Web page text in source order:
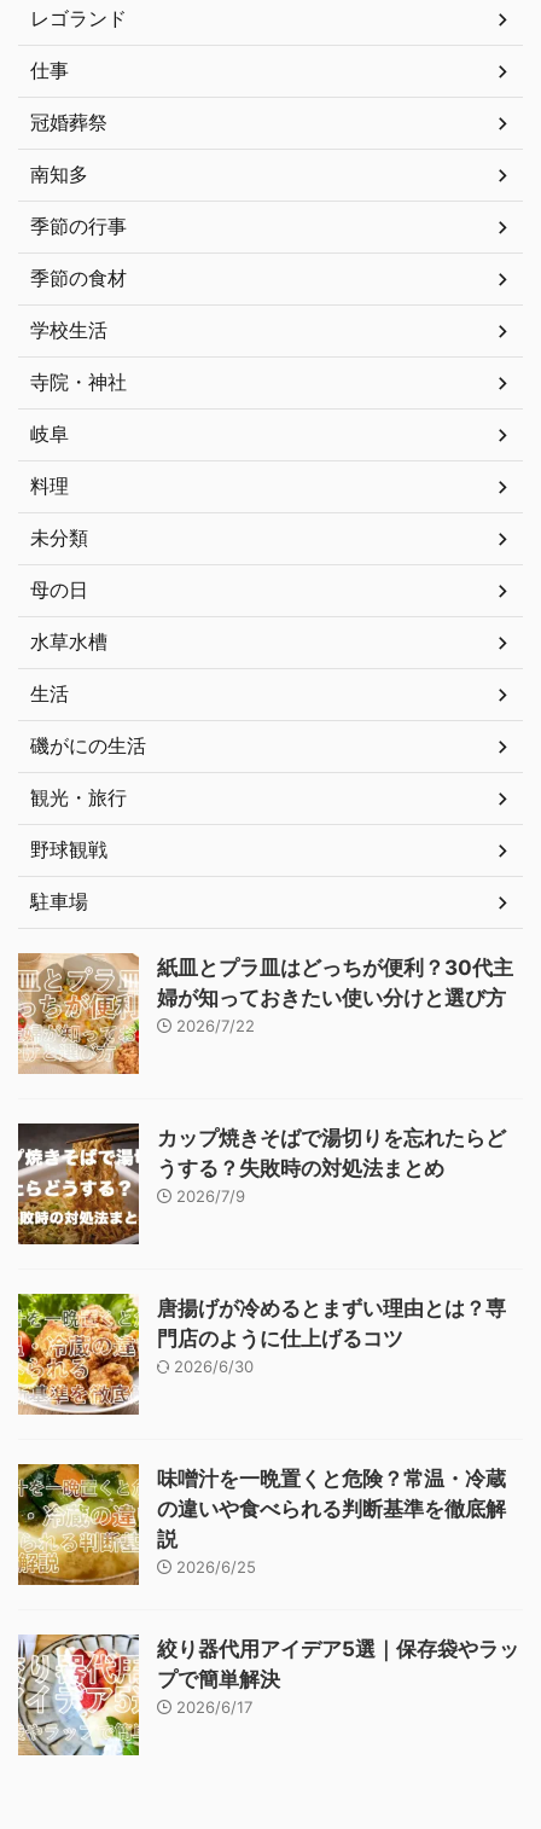
レゴランド
仕事
冠婚葬祭
南知多
季節の行事
季節の食材
学校生活
寺院・神社
岐阜
料理
未分類
母の日
水草水槽
生活
磯がにの生活
観光・旅行
野球観戦
駐車場
紙皿とプラ皿はどっちが便利？30代主
婦が知っておきたい使い分けと選び方
2026/7/22
カップ焼きそばで湯切りを忘れたらど
うする？失敗時の対処法まとめ
2026/7/9
唐揚げが冷めるとまずい理由とは？専
門店のように仕上げるコツ
2026/6/30
味噌汁を一晩置くと危険？常温・冷蔵
の違いや食べられる判断基準を徹底解
説
2026/6/25
絞り器代用アイデア5選｜保存袋やラッ
プで簡単解決
2026/6/17